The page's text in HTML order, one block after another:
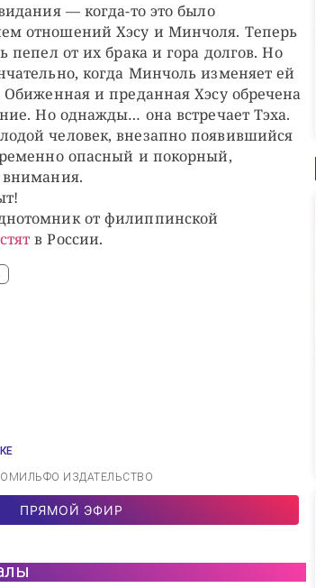
— когда-то это было
отношений Хэсу и Минчоля. Теперь
пепел от их брака и гора долгов. Но
когда Минчоль изменяет ей
Обиженная и преданная Хэсу обречена
Но однажды… она встречает Тэха.
человек, внезапно появившийся
опасный и покорный,
внимания.
от филиппинской
в России.
КОМИЛЬФО ИЗДАТЕЛЬСТВО
ПРЯМОЙ ЭФИР